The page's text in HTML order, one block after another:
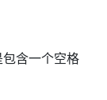
含一个空格